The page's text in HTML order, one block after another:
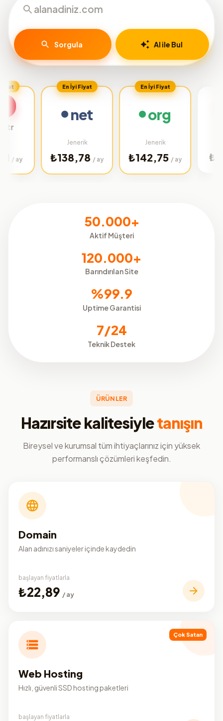
Sorgula AI ile Bul
En İyi Fiyat
net
₺138,78 / ay
En İyi Fiyat
org
₺142,75 / ay ₺32,02
50.000+
Aktif Müşteri
120.000+
Barındırılan Site
%99.9
Uptime Garantisi
7/24
Teknik Destek
ÜRÜNLER
Hazırsite kalitesiyletanışın
Bireysel ve kurumsal tüm ihtiyaçlarınız için yüksek
performanslı çözümleri keşfedin.
Domain
Alan adınızı saniyeler içinde kaydedin
başlayan fiyatlarla
₺22,89 / ay
Çok Satan
Web Hosting
Hızlı, güvenli SSD hosting paketleri
başlayan fiyatlarla